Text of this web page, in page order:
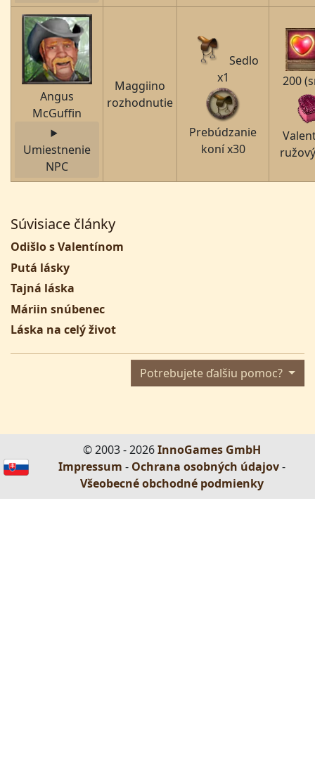
Angus
McGuffin
Umiestnenie
NPC
Maggiino
rozhodnutie
Sedlo
x1
Prebúdzanie
koní x30
200
Súvisiace články
Odišlo s Valentínom
Putá lásky
Tajná láska
Máriin snúbenec
Láska na celý život
Potrebujete ďalšiu pomoc?
© 2003 - 2026InnoGames GmbH
Impressum - Ochrana osobných údajov-
Všeobecné obchodné podmienky